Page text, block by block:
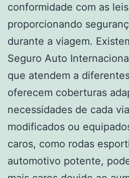
conformidade com as
proporcionando
durante a viagem.
Seguro Auto
que atendem a
oferecem coberturas
necessidades de cada
modificados ou
caros, como rodas
automotivo potente,